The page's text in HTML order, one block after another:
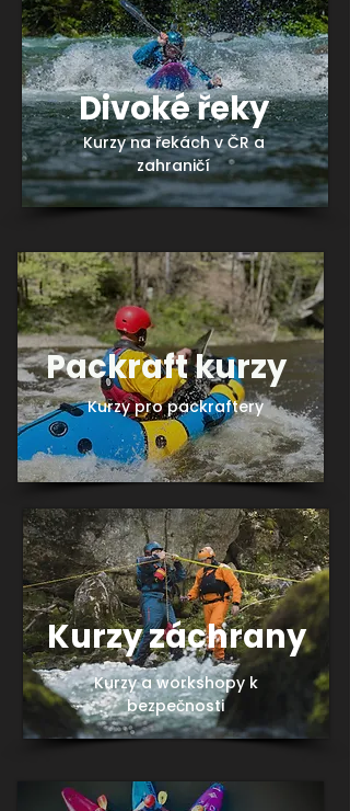
Divoké řeky
Kurzy na řekách v ČR a
zahraničí
Packraft kurzy
Kurzy pro packraftery
Kurzy záchrany
Kurzy a workshopy k
bezpečnosti